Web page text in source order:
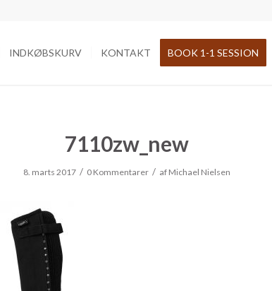
INDKØBSKURV KONTAKT BOOK 1-1 SESSION
7110zw_new
8. marts 2017 / 0 Kommentarer / af Michael Nielsen